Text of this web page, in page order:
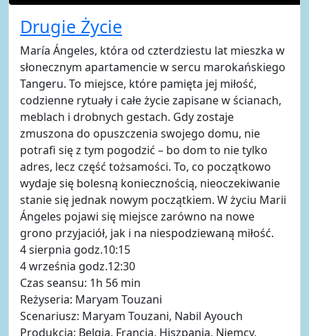
Drugie Życie
María Ángeles, która od czterdziestu lat mieszka w
słonecznym apartamencie w sercu marokańskiego
Tangeru. To miejsce, które pamięta jej miłość,
codzienne rytuały i całe życie zapisane w ścianach,
meblach i drobnych gestach. Gdy zostaje
zmuszona do opuszczenia swojego domu, nie
potrafi się z tym pogodzić – bo dom to nie tylko
adres, lecz część tożsamości. To, co początkowo
wydaje się bolesną koniecznością, nieoczekiwanie
stanie się jednak nowym początkiem. W życiu Marii
Ángeles pojawi się miejsce zarówno na nowe
grono przyjaciół, jak i na niespodziewaną miłość.
4 sierpnia godz.10:15
4 września godz.12:30
Czas seansu: 1h 56 min
Reżyseria: Maryam Touzani
Scenariusz: Maryam Touzani, Nabil Ayouch
Produkcja: Belgia, Francja, Hiszpania, Niemcy,